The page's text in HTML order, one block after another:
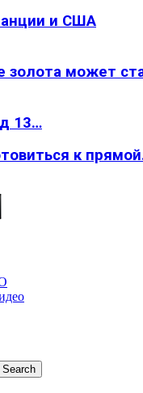
и США
золота может
13…
к
Search